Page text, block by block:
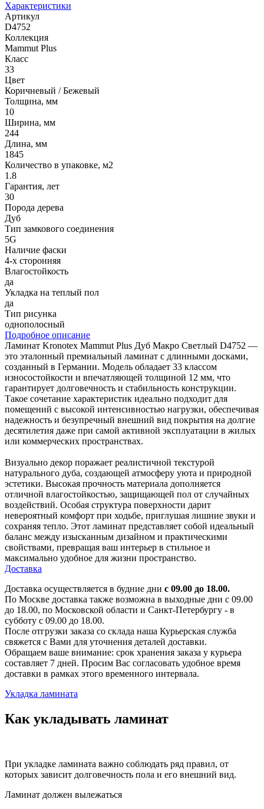
Характеристики
Артикул
D4752
Коллекция
Mammut Plus
Класс
33
Цвет
Коричневый / Бежевый
Толщина, мм
10
Ширина, мм
244
Длина, мм
1845
Количество в упаковке, м2
1.8
Гарантия, лет
30
Порода дерева
Дуб
Тип замкового соединения
5G
Наличие фаски
4-х сторонняя
Влагостойкость
да
Укладка на теплый пол
да
Тип рисунка
однополосный
Подробное описание
Ламинат Kronotex Mammut Plus Дуб Макро Светлый D4752 —
это эталонный премиальный ламинат с длинными досками,
созданный в Германии. Модель обладает 33 классом
износостойкости и впечатляющей толщиной 12 мм, что
гарантирует долговечность и стабильность конструкции.
Такое сочетание характеристик идеально подходит для
помещений с высокой интенсивностью нагрузки, обеспечивая
надежность и безупречный внешний вид покрытия на долгие
десятилетия даже при самой активной эксплуатации в жилых
или коммерческих пространствах.
Визуально декор поражает реалистичной текстурой
натурального дуба, создающей атмосферу уюта и природной
эстетики. Высокая прочность материала дополняется
отличной влагостойкостью, защищающей пол от случайных
воздействий. Особая структура поверхности дарит
невероятный комфорт при ходьбе, приглушая лишние звуки и
сохраняя тепло. Этот ламинат представляет собой идеальный
баланс между изысканным дизайном и практическими
свойствами, превращая ваш интерьер в стильное и
максимально удобное для жизни пространство.
Доставка
Доставка осуществляется в будние дни с 09.00 до 18.00.
По Москве доставка также возможна в выходные дни с 09.00
до 18.00, по Московской области и Санкт-Петербургу - в
субботу с 09.00 до 18.00.
После отгрузки заказа со склада наша Курьерская служба
свяжется с Вами для уточнения деталей доставки.
Обращаем ваше внимание: срок хранения заказа у курьера
составляет 7 дней. Просим Вас согласовать удобное время
доставки в рамках этого временного интервала.
Укладка ламината
Как укладывать ламинат
При укладке ламината важно соблюдать ряд правил, от
которых зависит долговечность пола и его внешний вид.
Ламинат должен вылежаться